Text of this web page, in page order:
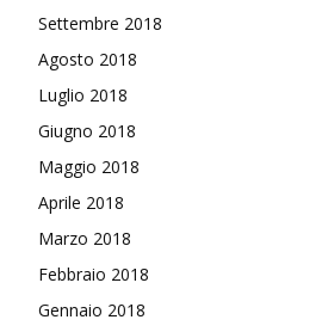
Settembre 2018
Agosto 2018
Luglio 2018
Giugno 2018
Maggio 2018
Aprile 2018
Marzo 2018
Febbraio 2018
Gennaio 2018